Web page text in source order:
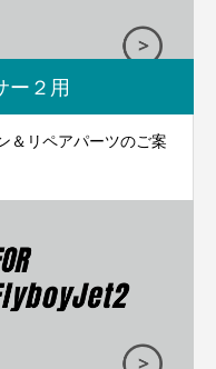
ー２用
＆リペアパーツのご案